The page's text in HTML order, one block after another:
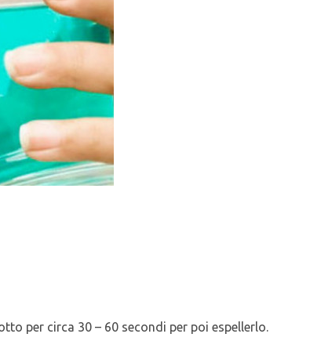
per circa 30 – 60 secondi per poi espellerlo.